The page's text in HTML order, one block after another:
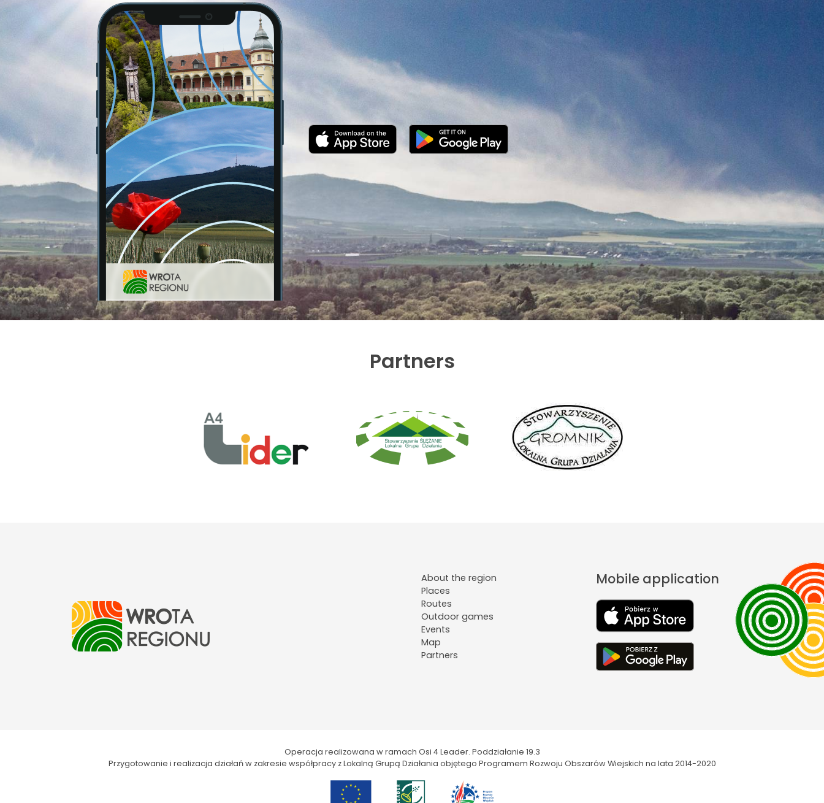
Partners
About the region
Places
Routes
Outdoor games
Events
Map
Partners
Mobile application
Operacja realizowana w ramach Osi 4 Leader. Poddziałanie 19.3
Przygotowanie i realizacja działań w zakresie współpracy z Lokalną Grupą Działania objętego Programem Rozwoju Obszarów Wiejskich na lata 2014-2020